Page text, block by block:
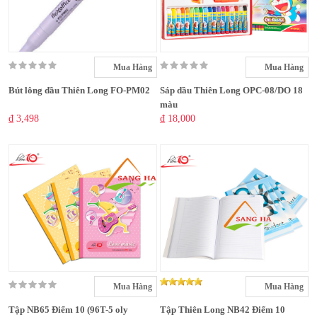
Mua Hàng
Bút lông dầu Thiên Long FO-PM02
₫ 3,498
Mua Hàng
Sáp dầu Thiên Long OPC-08/DO 18
màu
₫ 18,000
Mua Hàng
Tập NB65 Điểm 10 (96T-5 oly
Mua Hàng
Tập Thiên Long NB42 Điểm 10